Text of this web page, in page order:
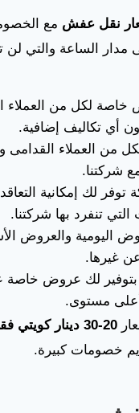
نقل عفش مع
مدار الساعة والتي
خاصة لكل من العملاء
أي تكاليف إضافية.
من العملاء القدامى
شركتنا.
توفر لك إمكانية
تنفرد بها شركتنا.
اليومية والعروض
غيرها.
بتوفير لك عروض
أعلى مستوى.
20-30 دينار كويتي فقط
خصومات كبيرة.